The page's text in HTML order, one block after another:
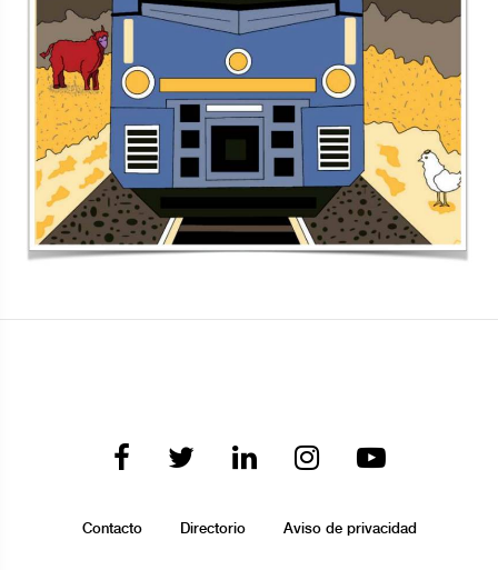
Contacto Directorio Aviso de privacidad